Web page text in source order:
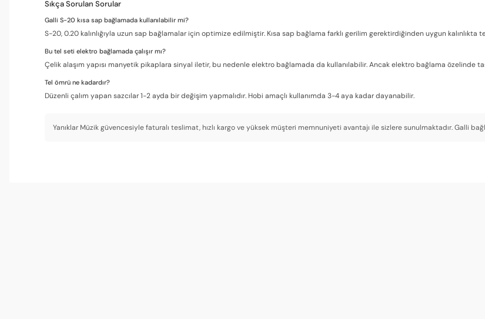
Sıkça Sorulan Sorular
Galli S-20 kısa sap bağlamada kullanılabilir mi?
S-20, 0.20 kalınlığıyla uzun sap bağlamalar için optimize edilmiştir. Kısa sap bağlama farklı gerilim gerektirdiğinden uygun kalınlıkta
Bu tel seti elektro bağlamada çalışır mı?
Çelik alaşım yapısı manyetik pikaplara sinyal iletir, bu nedenle elektro bağlamada da kullanılabilir. Ancak elektro bağlama özelinde
Tel ömrü ne kadardır?
Düzenli çalım yapan sazcılar 1-2 ayda bir değişim yapmalıdır. Hobi amaçlı kullanımda 3-4 aya kadar dayanabilir.
Yanıklar Müzik güvencesiyle faturalı teslimat, hızlı kargo ve yüksek müşteri memnuniyeti avantajı ile sizlere sunulmaktadır. Galli